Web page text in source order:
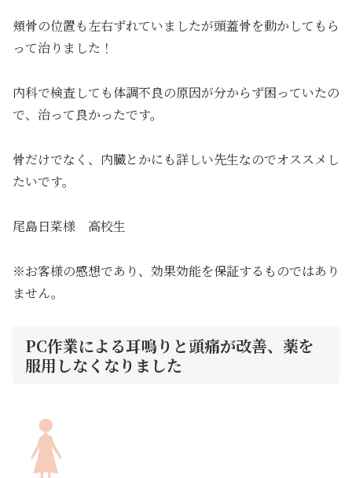
頬骨の位置も左右ずれていましたが頭蓋骨を動かしてもら
って治りました！
内科で検査しても体調不良の原因が分からず困っていたの
で、治って良かったです。
骨だけでなく、内臓とかにも詳しい先生なのでオススメし
たいです。
尾島日菜様 高校生
※お客様の感想であり、効果効能を保証するものではあり
ません。
PC作業による耳鳴りと頭痛が改善、薬を
服用しなくなりました